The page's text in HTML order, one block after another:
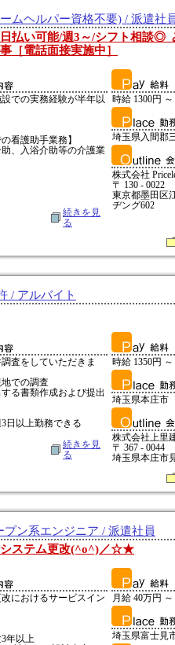
ムヘルパー資格不要) / 派遣社
日払い可能/週3～/シフト相談
［電話面接実施中］
での実務経験が半年以
看護助手業務】
、入浴介助等の介護業
続きを見
る
時給 1300円 ～
埼玉県入間郡
株式会社
〒 130 - 0022
東京都墨田区
ヂング602
/ アルバイト
査をしていただきま
地での調査
する書類作成および提出
日以上勤務できる
続きを見
る
時給 1350円 ～
埼玉県本庄市
株式会社上里
〒 367 - 0044
埼玉県本庄市
プン系エンジニア / 派遣社員
ステム更改(^o^)／☆★
におけるサービスイン
3年以上
月給 40万円
埼玉県富士見